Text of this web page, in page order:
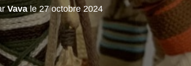
Vavale27 octobre 2024